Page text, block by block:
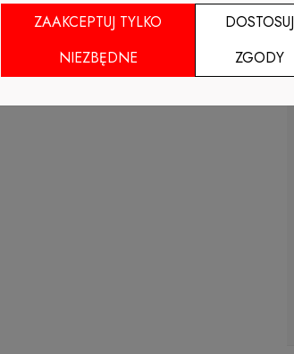
ZAAKCEPTUJ TYLKO
NIEZBĘDNE
DOSTOSUJ
ZGODY